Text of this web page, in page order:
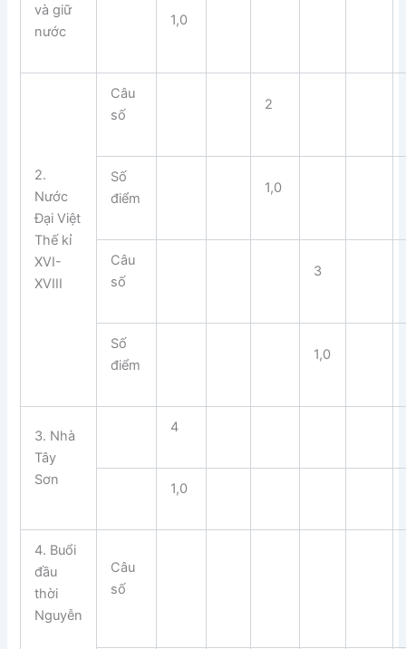
và giữ
nước
1,0
2.
Nước
Đại Việt
Thế kỉ
XVI-
XVIII
Câu
số
2
Số
điểm
1,0
Câu
số
3
Số
điểm
1,0
3. Nhà
Tây
Sơn
4
1,0
4. Buổi
đầu
thời
Nguyễn
Câu
số